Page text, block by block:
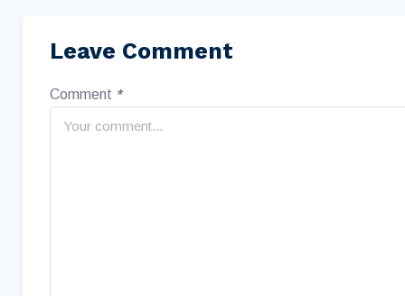
Leave Comment
Comment *